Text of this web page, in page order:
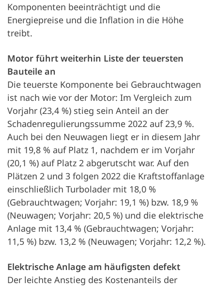
Komponenten beeinträchtigt und die
Energiepreise und die Inflation in die Höhe
treibt.
Motor führt weiterhin Liste der teuersten
Bauteile an
Die teuerste Komponente bei Gebrauchtwagen
ist nach wie vor der Motor: Im Vergleich zum
Vorjahr (23,4 %) stieg sein Anteil an der
Schadenregulierungssumme 2022 auf 23,9 %.
Auch bei den Neuwagen liegt er in diesem Jahr
mit 19,8 % auf Platz 1, nachdem er im Vorjahr
(20,1 %) auf Platz 2 abgerutscht war. Auf den
Plätzen 2 und 3 folgen 2022 die Kraftstoffanlage
einschließlich Turbolader mit 18,0 %
(Gebrauchtwagen; Vorjahr: 19,1 %) bzw. 18,9 %
(Neuwagen; Vorjahr: 20,5 %) und die elektrische
Anlage mit 13,4 % (Gebrauchtwagen; Vorjahr:
11,5 %) bzw. 13,2 % (Neuwagen; Vorjahr: 12,2 %).
Elektrische Anlage am häufigsten defekt
Der leichte Anstieg des Kostenanteils der